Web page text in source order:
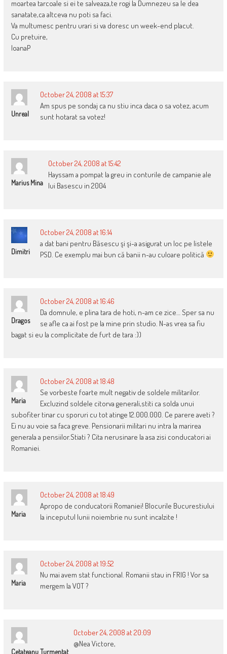
moartea tarcoale si ei te salveaza,te rogi la Dumnezeu sa le dea
sanatate,ca altceva nu poti sa faci.
Va multumesc pentru urari si va doresc un week-end placut.
Cu pretuire,
IoanaP
Unreal
October 24, 2008 at 15:37
Am spus pe sondaj ca nu stiu inca daca o sa votez, acum
sunt hotarat sa votez!
Marius Mina
October 24, 2008 at 15:42
Hayssam a pompat la greu in conturile de campanie ale
lui Basescu in 2004
Dimitri
October 24, 2008 at 16:14
a dat bani pentru Băsescu şi şi-a asigurat un loc pe listele
PSD. Ce exemplu mai bun că banii n-au culoare politică
Dragos
October 24, 2008 at 16:46
Da domnule, e plina tara de hoti, n-am ce zice… Sper sa nu
se afle ca ai fost pe la mine prin studio. N-as vrea sa fiu
bagat si eu la complicitate de furt de tara :))
Maria
October 24, 2008 at 18:48
Se vorbeste foarte mult negativ de soldele militarilor.
Excluzind soldele citorva generali,stiti ca solda unui
subofiter tinar cu sporuri cu tot atinge 12.000.000. Ce parere aveti ?
Ei nu au voie sa faca greve. Pensionarii militari nu intra la marirea
generala a pensiilor.Stiati ? Cita nerusinare la asa zisi conducatori ai
Romaniei.
Maria
October 24, 2008 at 18:49
Apropo de conducatorii Romaniei! Blocurile Bucurestiului
la inceputul lunii noiembrie nu sunt incalzite !
Maria
October 24, 2008 at 19:52
Nu mai avem stat functional. Romanii stau in FRIG ! Vor sa
mergem la VOT ?
Cetateanu Turmentat
October 24, 2008 at 20:09
@Nea Victore,